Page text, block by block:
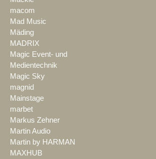
macom
Mad Music
Mäding
MADRIX
Magic Event- und
Medientechnik
Magic Sky
magnid
Mainstage
marbet
Markus Zehner
Martin Audio
Martin by HARMAN
MAXHUB